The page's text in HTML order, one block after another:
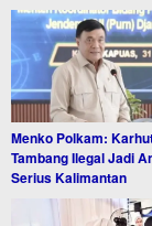
Menko Polkam:
Tambang Ilegal Jadi
Serius Kalimantan